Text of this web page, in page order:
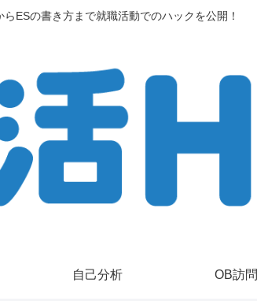
らESの書き方まで就職活動でのハックを公開！
自己分析 OB訪問